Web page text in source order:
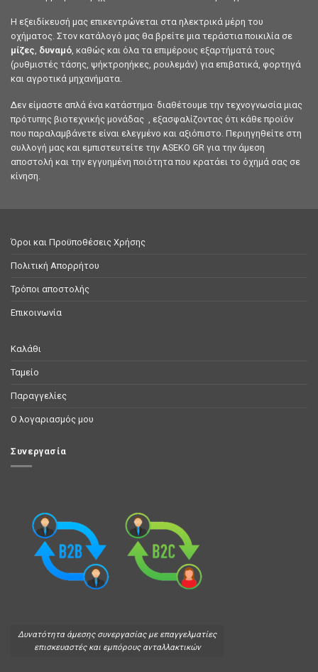
Η εξειδίκευσή μας επικεντρώνεται στα ηλεκτρικά μέρη του
οχήματος. Στον κατάλογό μας θα βρείτε μια τεράστια ποικιλία σε
μίζες, δυναμό, καθώς και όλα τα επιμέρους εξαρτήματά τους
(ρυθμιστές τάσης, ψήκτροηήκες, ρουλεμάν) για επιβατικά, φορτηγά
και αγροτικά μηχανήματα.
Δεν είμαστε απλά ένα κατάστημα· διαθέτουμε την τεχνογνωσία μιας
πρότυπης βιοτεχνικής μονάδας , εξασφαλίζοντας ότι κάθε προϊόν
που παραλαμβάνετε είναι ελεγμένο και αξιόπιστο. Περιηγηθείτε στη
συλλογή μας και εμπιστευτείτε την ASEKO GR για την άμεση
αποστολή και την εγγυημένη ποιότητα που κρατάει το όχημά σας σε
κίνηση.
Όροι και Προϋποθέσεις Χρήσης
Πολιτική Απορρήτου
Τρόποι αποστολής
Επικοινωνία
Καλάθι
Ταμείο
Παραγγελίες
Ο λογαριασμός μου
Συνεργασία
Δυνατότητα άμεσης συνεργασίας με επαγγελματίες
επισκευαστές και εμπόρους ανταλλακτικών